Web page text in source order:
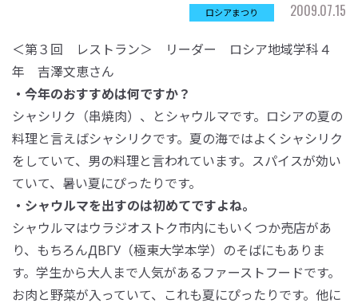
ロシアまつり
2009.07.15
＜第３回 レストラン＞ リーダー ロシア地域学科４
年 吉澤文恵さん
・今年のおすすめは何ですか？
シャシリク（串焼肉）、とシャウルマです。ロシアの夏の
料理と言えばシャシリクです。夏の海ではよくシャシリク
をしていて、男の料理と言われています。スパイスが効い
ていて、暑い夏にぴったりです。
・シャウルマを出すのは初めてですよね。
シャウルマはウラジオストク市内にもいくつか売店があ
り、もちろんДВГУ（極東大学本学）のそばにもありま
す。学生から大人まで人気があるファーストフードです。
お肉と野菜が入っていて、これも夏にぴったりです。他に